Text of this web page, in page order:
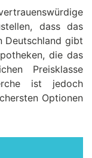
dass das
Deutschland gibt
die das
Preisklasse
ist jedoch
Optionen